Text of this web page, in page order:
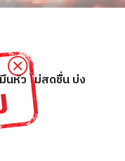
นหัว ไม่สดชื่น​ บ่ง